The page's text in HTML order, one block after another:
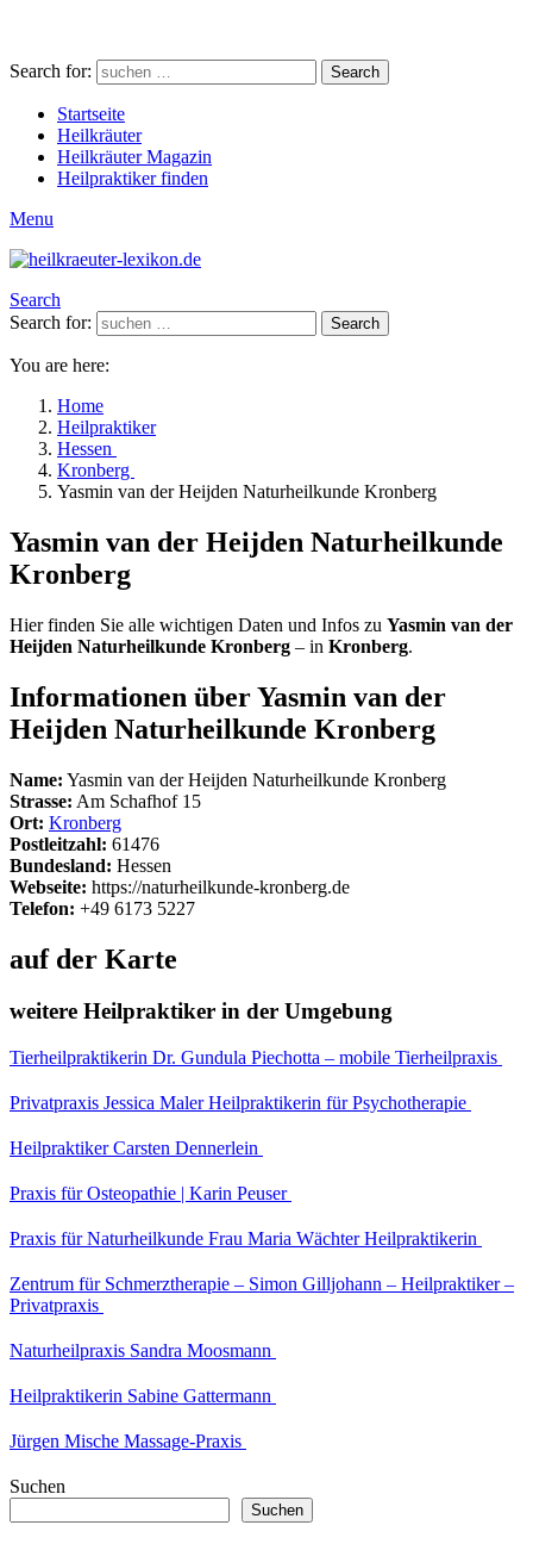
Search for: Search
Startseite
Heilkräuter
Heilkräuter Magazin
Heilpraktiker finden
Menu
Search
Search for:
Search
You are here:
Home
Heilpraktiker
Hessen
Kronberg
Yasmin van der Heijden Naturheilkunde Kronberg
Yasmin van der Heijden Naturheilkunde
Kronberg
Hier finden Sie alle wichtigen Daten und Infos zu Yasmin van der
Heijden Naturheilkunde Kronberg – in Kronberg.
Informationen über Yasmin van der
Heijden Naturheilkunde Kronberg
Name: Yasmin van der Heijden Naturheilkunde Kronberg
Strasse: Am Schafhof 15
Ort: Kronberg
Postleitzahl: 61476
Bundesland: Hessen
Webseite: https://naturheilkunde-kronberg.de
Telefon: +49 6173 5227
auf der Karte
weitere Heilpraktiker in der Umgebung
Tierheilpraktikerin Dr. Gundula Piechotta – mobile Tierheilpraxis
Privatpraxis Jessica Maler Heilpraktikerin für Psychotherapie
Heilpraktiker Carsten Dennerlein
Praxis für Osteopathie | Karin Peuser
Praxis für Naturheilkunde Frau Maria Wächter Heilpraktikerin
Zentrum für Schmerztherapie – Simon Gilljohann – Heilpraktiker –
Privatpraxis
Naturheilpraxis Sandra Moosmann
Heilpraktikerin Sabine Gattermann
Jürgen Mische Massage-Praxis
Suchen
Suchen